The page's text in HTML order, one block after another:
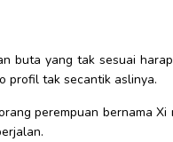
buta yang tak sesuai
profil tak secantik aslinya.
perempuan bernama